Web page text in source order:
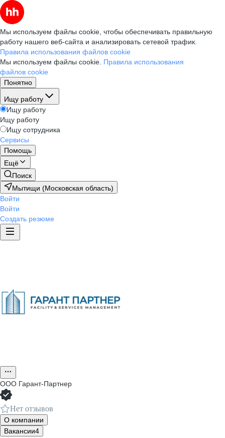
Мы используем файлы cookie, чтобы обеспечивать правильную
работу нашего веб-сайта и анализировать сетевой трафик.
Правила использования файлов cookie
Мы используем файлы cookie. Правила использования
файлов cookie
Понятно
Ищу работу
Ищу работу
Ищу работу
Ищу сотрудника
Сервисы
Помощь
Ещё
Поиск
Мытищи (Московская область)
Войти
Войти
Создать резюме
ООО Гарант-Партнер
Нет отзывов
О компании
Вакансии4